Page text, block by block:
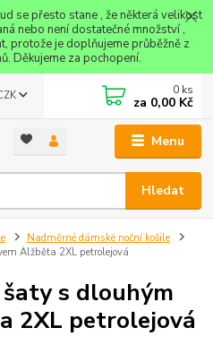
se přesto stane , že některá velikost
nebo není dostatečné množství ,
protože je doplňujeme průběžně z
Děkujeme za pochopení.
Menu
Hledat
0 ks
za 0,00 Kč
Nadměrné dámské noční košile
Alžběta 2XL petrolejová
s dlouhým
2XL petrolejová